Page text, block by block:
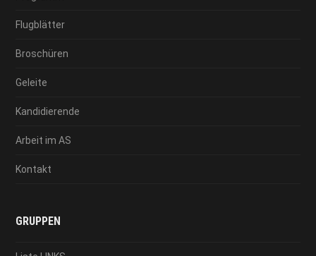
Flugblätter
Broschüren
Geleite
Kandidierende
Arbeit im AS
Kontakt
GRUPPEN